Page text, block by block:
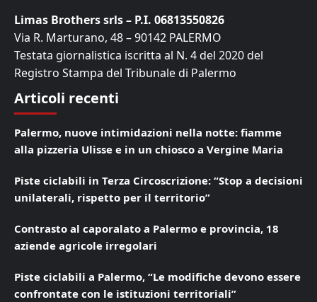
Limas Brothers srls – P.I. 06813550826
Via R. Marturano, 48 – 90142 PALERMO
Testata giornalistica iscritta al N. 4 del 2020 del
Registro Stampa del Tribunale di Palermo
Articoli recenti
Palermo, nuove intimidazioni nella notte: fiamme
alla pizzeria Ulisse e in un chiosco a Vergine Maria
Piste ciclabili in Terza Circoscrizione: “Stop a decisioni
unilaterali, rispetto per il territorio”
Contrasto al caporalato a Palermo e provincia, 18
aziende agricole irregolari
Piste ciclabili a Palermo, “Le modifiche devono essere
confrontate con le istituzioni territoriali”